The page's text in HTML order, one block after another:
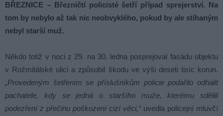
BŘEZNICE – Březničtí policisté šetří případ sprejerství. Na
tom by nebylo až tak nic neobvyklého, pokud by ale stíhaným
nebyl starší muž.
Někdo totiž v noci z 29. na 30. ledna posprejoval fasádu objektu
v Rožmitálské ulici a způsobil škodu ve výši deseti tisíc korun.
„Provedeným šetřením se příslušníkům policie podařilo odhalit
pachatele, kdy se jedná o staršího muže, kterému sdělili
podezření z přečinu poškození cizí věci,“ uvedla policejní mluvčí